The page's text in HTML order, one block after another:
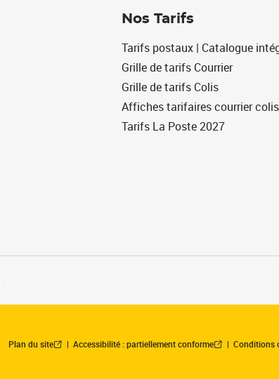
Nos Tarifs
Tarifs postaux | Catalogue
Grille de tarifs Courrier
Grille de tarifs Colis
Affiches tarifaires courrier colis
Tarifs La Poste 2027
Plan du site Accessibilité : partiellement conforme Conditions